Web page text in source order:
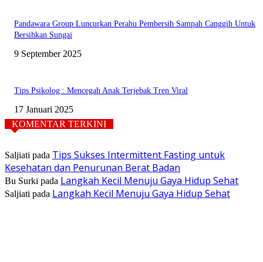
Pandawara Group Luncurkan Perahu Pembersih Sampah Canggih Untuk
Bersihkan Sungai
9 September 2025
Tips Psikolog : Mencegah Anak Terjebak Tren Viral
17 Januari 2025
KOMENTAR TERKINI
Saljiati pada Tips Sukses Intermittent Fasting untuk
Kesehatan dan Penurunan Berat Badan
Bu Surki pada Langkah Kecil Menuju Gaya Hidup Sehat
Saljiati pada Langkah Kecil Menuju Gaya Hidup Sehat